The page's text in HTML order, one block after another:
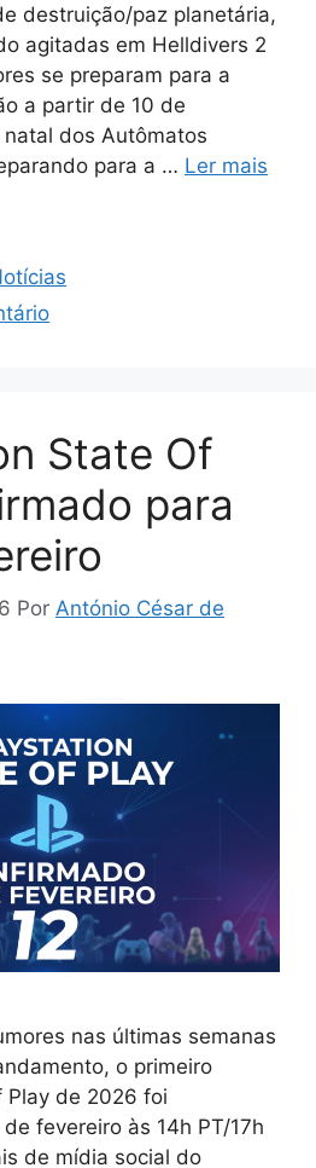
destruição/paz planetária,
agitadas em Helldivers 2
se preparam para a
a partir de 10 de
dos Autômatos
para a … Ler mais
State Of
para
Por António César de
nas últimas semanas
o primeiro
Play de 2026 foi
fevereiro às 14h PT/17h
de mídia social do